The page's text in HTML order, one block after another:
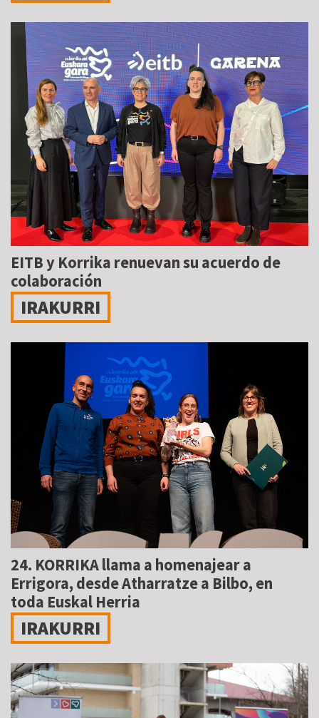
EITB y Korrika renuevan su acuerdo de
colaboración
IRAKURRI
24. KORRIKA llama a homenajear a
Errigora, desde Atharratze a Bilbo, en
toda Euskal Herria
IRAKURRI